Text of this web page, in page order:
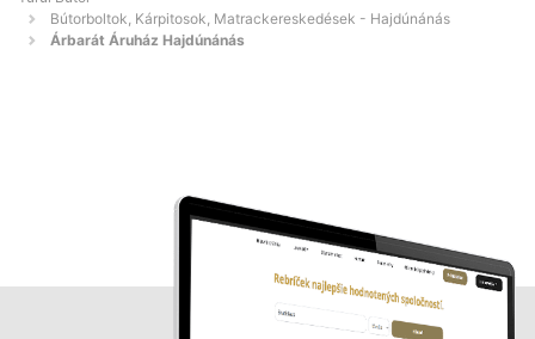
Bútorboltok, Kárpitosok, Matrackereskedések - Hajdúnánás
Árbarát Áruház Hajdúnánás